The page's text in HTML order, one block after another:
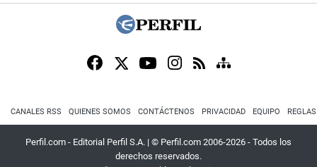
CANALES RSS QUIENES SOMOS CONTÁCTENOS PRIVACIDAD EQUIPO
Perfil.com - Editorial Perfil S.A. | © Perfil.com 2006-2026 - Todos los
derechos reservados.